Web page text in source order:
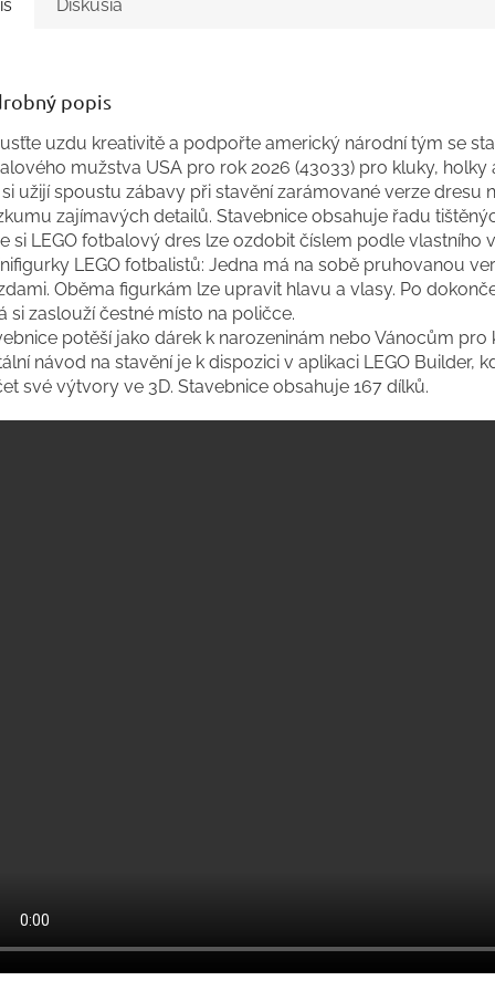
Diskusia
popis
uzdu kreativitě a podpořte americký národní tým se
mužstva USA pro rok 2026 (43033) pro kluky, holky
si užijí spoustu zábavy při stavění zarámované verze
zajímavých detailů. Stavebnice obsahuje řadu
si LEGO fotbalový dres lze ozdobit číslem podle vlastního
LEGO fotbalistů: Jedna má na sobě pruhovanou
Oběma figurkám lze upravit hlavu a vlasy. Po
si zaslouží čestné místo na poličce.
potěší jako dárek k narozeninám nebo Vánocům
návod na stavění je k dispozici v aplikaci LEGO Builder,
své výtvory ve 3D. Stavebnice obsahuje 167 dílků.